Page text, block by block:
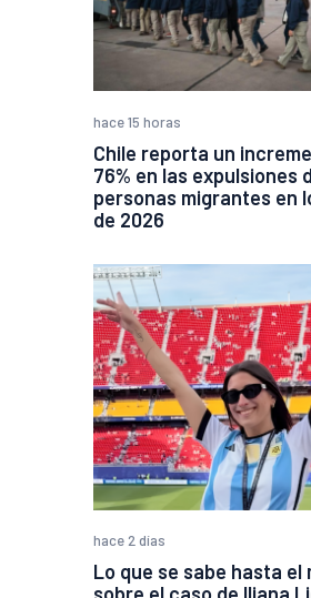
hace 15 horas
Chile reporta un
76% en las expulsiones
personas migrantes en
de 2026
hace 2 días
Lo que se sabe hasta el